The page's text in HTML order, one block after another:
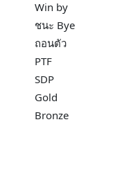
Win by
ชนะ Bye
ถอนตัว
PTF
SDP
Gold
Bronze